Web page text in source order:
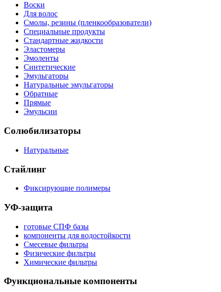
Воски
Для волос
Смолы, резины (пленкообразователи)
Специальные продукты
Стандартные жидкости
Эластомеры
Эмоленты
Синтетические
Эмульгаторы
Натуральные эмульгаторы
Обратные
Прямые
Эмульсии
Солюбилизаторы
Натуральные
Стайлинг
Фиксирующие полимеры
УФ-защита
готовые СПФ базы
компоненты для водостойкости
Смесевые фильтры
Физические фильтры
Химические фильтры
Функциональные компоненты